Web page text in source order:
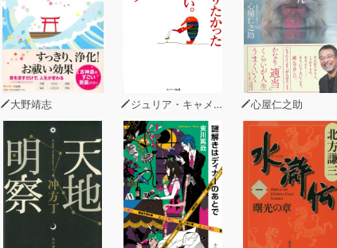
BEST 1 Thanks. どうも。
BEST 2 Sorry. ごめん。
BEST 3 Sure. いいですよ。
BEST 4 Cool! いいね！
BEST 5 Really? 本当ですか。
BEST 6 Maybe. たぶんね。
BEST 7 Anytime. いつでもどうぞ。
BEST 8 Nothing. 別に。
BEST 9 Look. ねえ。
BEST 10 Boy! いや～！
BEST 11 Congratulations! おめでとう！
BEST 12 Cheers! 乾杯！
大野靖志 ジュリア・キャメロン 心屋仁之助